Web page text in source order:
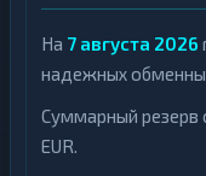
На 7 августа 2026
надежных
Суммарный резерв
EUR.